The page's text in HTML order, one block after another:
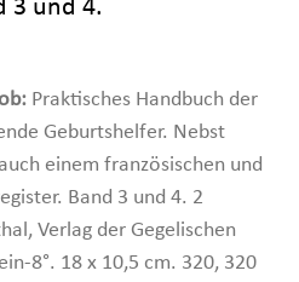
3 und 4.
Praktisches Handbuch der
Geburtshelfer. Nebst
einem französischen und
Band 3 und 4. 2
Verlag der Gegelischen
8°. 18 x 10,5 cm. 320, 320